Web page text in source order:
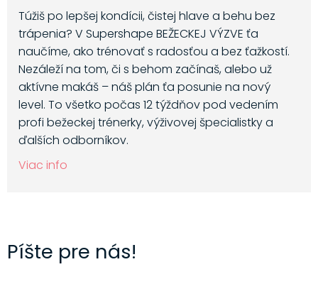
Túžiš po lepšej kondícii, čistej hlave a behu bez
trápenia? V Supershape BEŽECKEJ VÝZVE ťa
naučíme, ako trénovať s radosťou a bez ťažkostí.
Nezáleží na tom, či s behom začínaš, alebo už
aktívne makáš – náš plán ťa posunie na nový
level. To všetko počas 12 týždňov pod vedením
profi bežeckej trénerky, výživovej špecialistky a
ďalších odborníkov.
Viac info
Píšte pre nás!